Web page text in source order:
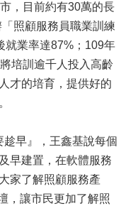
，目前約有30萬的長
照顧服務員職業訓練
就業率達87%；109年
培訓逾千人投入高齡
才的培育，提供好的
早』，王鑫基說每個
早建置，在軟體服務
家了解照顧服務產
，讓市民更加了解照